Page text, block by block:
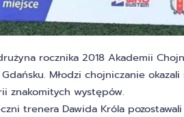
rocznika 2018 Akademii
Młodzi chojniczanie
znakomitych występów.
trenera Dawida Króla